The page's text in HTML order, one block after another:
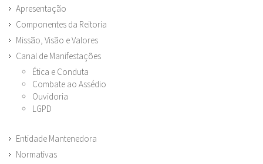
Apresentação
Componentes da Reitoria
Missão, Visão e Valores
Canal de Manifestações
Ética e Conduta
Combate ao Assédio
Ouvidoria
LGPD
Entidade Mantenedora
Normativas